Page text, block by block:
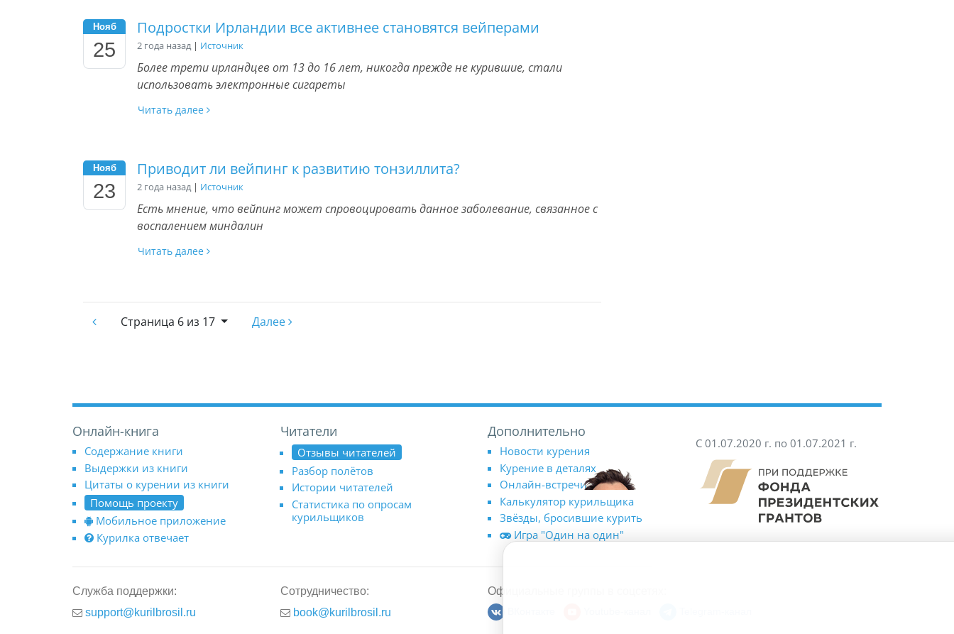
Нояб
25
Подростки Ирландии все активнее становятся вейперами
2 года назад | Источник
Более трети ирландцев от 13 до 16 лет, никогда прежде не курившие, стали
использовать электронные сигареты
Читать далее
Нояб
23
Приводит ли вейпинг к развитию тонзиллита?
2 года назад | Источник
Есть мнение, что вейпинг может спровоцировать данное заболевание, связанное с
воспалением миндалин
Читать далее
Страница 6 из 17 Далее
Онлайн-книга
Содержание книги
Выдержки из книги
Цитаты о курении из книги
Помощь проекту
Мобильное приложение
Курилка отвечает
Читатели
Отзывы читателей
Разбор полётов
Истории читателей
Статистика по опросам
курильщиков
Дополнительно
Новости курения
Курение в деталях
Онлайн-встречи
Калькулятор курильщика
Звёзды, бросившие курить
Игра "Один на один"
С 01.07.2020 г. по 01.07.2021 г.
Служба поддержки:
support@kurilbrosil.ru
Сотрудничество:
book@kurilbrosil.ru
Официальные группы в соцсетях: